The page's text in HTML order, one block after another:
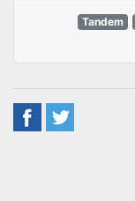
Tandem